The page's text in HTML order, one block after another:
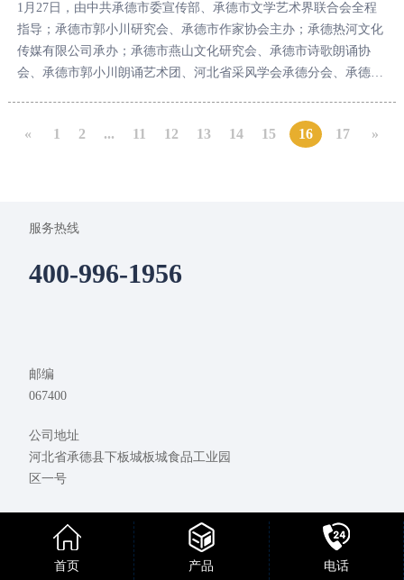
1月27日，由中共承德市委宣传部、承德市文学艺术界联合会全程
指导；承德市郭小川研究会、承德市作家协会主办；承德热河文化
传媒有限公司承办；承德市燕山文化研究会、承德市诗歌朗诵协
会、承德市郭小川朗诵艺术团、河北省采风学会承德分会、承德市
« 1 2 ... 11 12 13 14 15 16 17 »
服务热线
400-996-1956
邮编
067400
公司地址
河北省承德县下板城板城食品工业园
区一号
承德板城酒业销售有限公司 冀ICP备19023475号-1
首页 产品 电话